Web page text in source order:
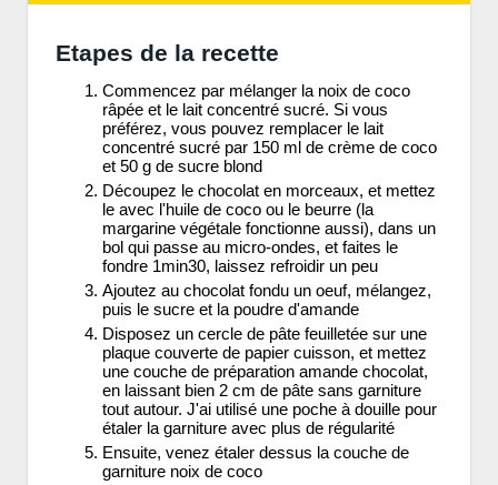
Etapes de la recette
Commencez par mélanger la noix de coco
râpée et le lait concentré sucré. Si vous
préférez, vous pouvez remplacer le lait
concentré sucré par 150 ml de crème de coco
et 50 g de sucre blond
Découpez le chocolat en morceaux, et mettez
le avec l'huile de coco ou le beurre (la
margarine végétale fonctionne aussi), dans un
bol qui passe au micro-ondes, et faites le
fondre 1min30, laissez refroidir un peu
Ajoutez au chocolat fondu un oeuf, mélangez,
puis le sucre et la poudre d'amande
Disposez un cercle de pâte feuilletée sur une
plaque couverte de papier cuisson, et mettez
une couche de préparation amande chocolat,
en laissant bien 2 cm de pâte sans garniture
tout autour. J'ai utilisé une poche à douille pour
étaler la garniture avec plus de régularité
Ensuite, venez étaler dessus la couche de
garniture noix de coco